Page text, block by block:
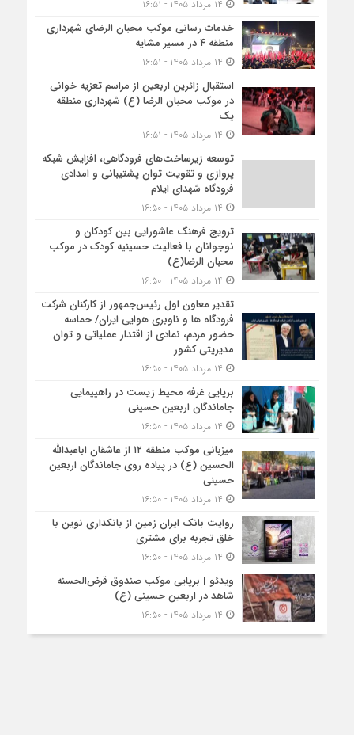
خدمات رسانی موکب محبان الرضای شهرداری
منطقه ۴ در مسیر مشایه
استقبال زائرین اربعین از مراسم تعزیه خوانی
در موکب محبان الرضا (ع) شهرداری منطقه
یک
توسعه زیرساخت‌های فرودگاهی، افزایش شبکه
پروازی و تقویت توان پشتیبانی و امدادی
فرودگاه شهدای ایلام
ترویج فرهنگ عاشورایی بین کودکان و
نوجوانان با فعالیت حسینیه کودک در موکب
محبان الرضا(ع)
تقدیر معاون اول رئیس‌جمهور از کارکنان شرکت
فرودگاه ها و ناوبری هوایی ایران/ حماسه
حضور مردم، نمادی از اقتدار عملیاتی و توان
مدیریتی کشور
برپایی غرفه محیط زیست در راهپیمایی
جاماندگان اربعین حسینی
میزبانی موکب منطقه ۱۲ از عاشقان اباعبدالله
الحسین (ع) در پیاده روی جاماندگان اربعین
حسینی
روایت بانک ایران زمین از بانکداری نوین با
خلق تجربه برای مشتری
ویدئو | برپایی موکب صندوق قرض‌الحسنه
شاهد در اربعین حسینی (ع)